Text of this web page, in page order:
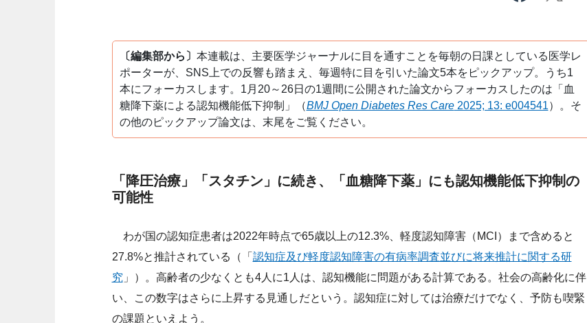
〔編集部から〕 本連載は、主要医学ジャーナルに目を通すことを毎朝の日課としている医学レ
ポーターが、SNS上での反響も踏まえ、毎週特に目を引いた論文5本をピックアップ。うち1
本にフォーカスします。1月20～26日の1週間に公開された論文からフォーカスしたのは「血
糖降下薬による認知機能低下抑制」（BMJ Open Diabetes Res Care2025; 13: e004541）。そ
の他のピックアップ論文は、末尾をご覧ください。
「降圧治療」「スタチン」に続き、「血糖降下薬」にも認知機能低下抑制の
可能性
わが国の認知症患者は2022年時点で65歳以上の12.3%、軽度認知障害（MCI）まで含めると
27.8%と推計されている（「 認知症及び軽度認知障害の有病率調査並びに将来推計に関する研
究 」）。高齢者の少なくとも4人に1人は、認知機能に問題がある計算である。社会の高齢化に伴
い、この数字はさらに上昇する見通しだという。認知症に対しては治療だけでなく、予防も喫緊
の課題といえよう。